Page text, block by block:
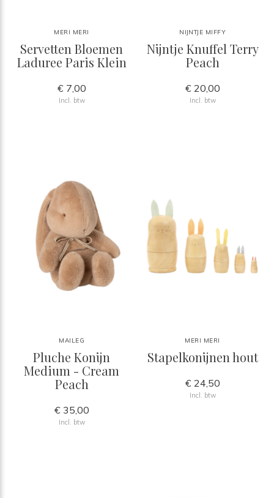
MERI MERI
Servetten Bloemen
Laduree Paris Klein
€ 7,00
Incl. btw
NIJNTJE MIFFY
Nijntje Knuffel Terry
Peach
€ 20,00
Incl. btw
MAILEG
Pluche Konijn
Medium - Cream
Peach
€ 35,00
Incl. btw
MERI MERI
Stapelkonijnen hout
€ 24,50
Incl. btw